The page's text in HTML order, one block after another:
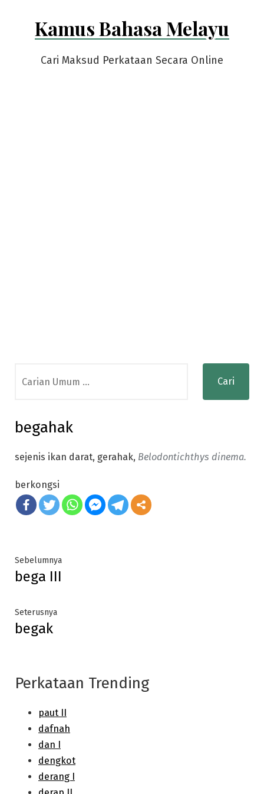
Kamus Bahasa Melayu
Cari Maksud Perkataan Secara Online
for:
begahak
sejenis ikan darat, gerahak, Belodontichthys dinema.
berkongsi
Post
navigation
SebelumnyaPrevious
bega III
SeterusnyaNext
begak
Perkataan Trending